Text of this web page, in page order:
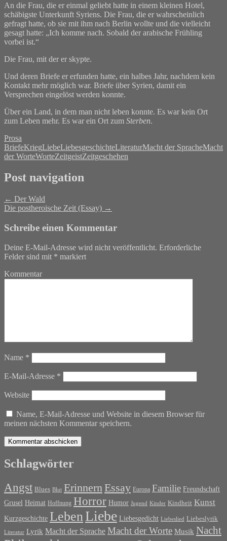
An die Frau, die er einmal geliebt hatte in einem kleinen Hotel,
schäbigste Unterkunft Syriens. Die Frau, die er wahrscheinlich
gefragt hatte, ob sie mit ihm nach Berlin wollte und die vielleicht
gesagt hatte: „Ich komme nach. Sobald der arabische Frühling
vorbei ist.“
Die Frau, mit der er skypte.
Und deren Briefe er erfunden hatte, ein halbes Jahr, nachdem kein
Kontakt mehr möglich war. Briefe über Syrien, damit ein
Versprechen eingelöst werden konnte.
Über ein Land, in dem man nicht leben konnte. Es war kein Ort
zum Leben mehr. Es war ein Ort zum Sterben.
Prosa
BriefeKriegLiebeLiebesgeschichteLiteraturMacht der SpracheMacht
der WorteWorteZeitgeistZeitgeschehen
Post navigation
← Der Wald
Die postheroische Zeit (Essay) →
Schreibe einen Kommentar
Deine E-Mail-Adresse wird nicht veröffentlicht. Erforderliche
Felder sind mit * markiert
Kommentar
Name *
E-Mail-Adresse *
Website
Name, E-Mail-Adresse und Website in diesem Browser für
meinen nächsten Kommentar speichern.
Schlagwörter
Angst Blues Blut Erinnern Essay Europa Familie Freundschaft
Grusel Heimat Hoffnung Horror Humor Jugend Kinder Kindheit Kunst
Kurzgeschichte Leben Liebe Liebesgedicht Liebeslied Liebeslyrik
Literatur Lyrik Macht der Sprache Macht der Worte Musik Nacht